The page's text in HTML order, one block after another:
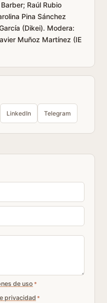
Raúl Rubio
Pina Sánchez
(Dikei). Modera:
Muñoz Martínez (IE
LinkedIn Telegram
de uso *
privacidad *